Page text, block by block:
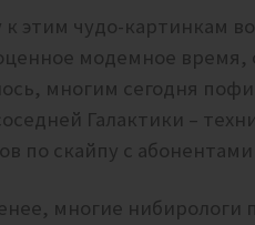
к этим чудо-картинкам
модемное время,
многим сегодня
Галактики –
по скайпу с
многие нибирологи